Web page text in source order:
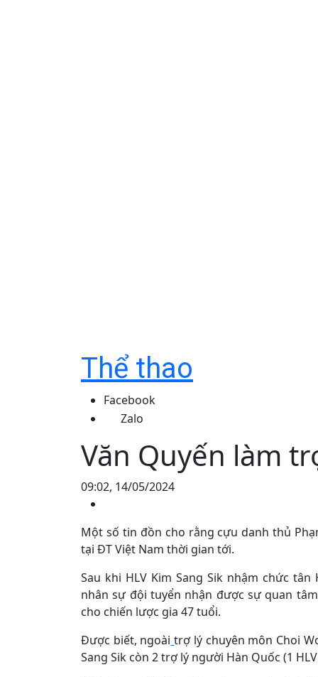
Thể thao
Facebook
Zalo
Văn Quyến làm
09:02, 14/05/2024
Một số tin đồn cho rằng cựu danh thủ
tại ĐT Việt Nam thời gian tới.
Sau khi HLV Kim Sang Sik nhậm chức
nhân sự đội tuyển nhận được sự quan
cho chiến lược gia 47 tuổi.
Được biết, ngoài trợ lý chuyên môn Choi
Sang Sik còn 2 trợ lý người Hàn Quốc (1